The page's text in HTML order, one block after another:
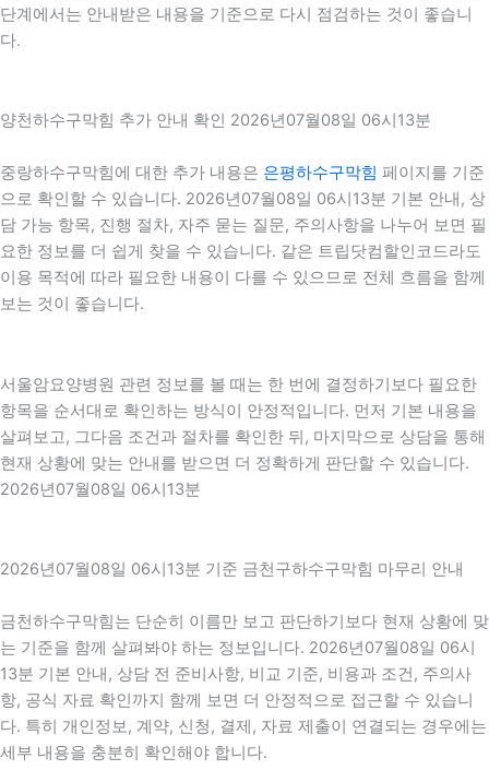
단계에서는 안내받은 내용을 기준으로 다시 점검하는 것이 좋습니
다.
양천하수구막힘 추가 안내 확인 2026년07월08일 06시13분
중랑하수구막힘에 대한 추가 내용은 은평하수구막힘 페이지를 기준
으로 확인할 수 있습니다. 2026년07월08일 06시13분 기본 안내, 상
담 가능 항목, 진행 절차, 자주 묻는 질문, 주의사항을 나누어 보면 필
요한 정보를 더 쉽게 찾을 수 있습니다. 같은 트립닷컴할인코드라도
이용 목적에 따라 필요한 내용이 다를 수 있으므로 전체 흐름을 함께
보는 것이 좋습니다.
서울암요양병원 관련 정보를 볼 때는 한 번에 결정하기보다 필요한
항목을 순서대로 확인하는 방식이 안정적입니다. 먼저 기본 내용을
살펴보고, 그다음 조건과 절차를 확인한 뒤, 마지막으로 상담을 통해
현재 상황에 맞는 안내를 받으면 더 정확하게 판단할 수 있습니다.
2026년07월08일 06시13분
2026년07월08일 06시13분 기준 금천구하수구막힘 마무리 안내
금천하수구막힘는 단순히 이름만 보고 판단하기보다 현재 상황에 맞
는 기준을 함께 살펴봐야 하는 정보입니다. 2026년07월08일 06시
13분 기본 안내, 상담 전 준비사항, 비교 기준, 비용과 조건, 주의사
항, 공식 자료 확인까지 함께 보면 더 안정적으로 접근할 수 있습니
다. 특히 개인정보, 계약, 신청, 결제, 자료 제출이 연결되는 경우에는
세부 내용을 충분히 확인해야 합니다.